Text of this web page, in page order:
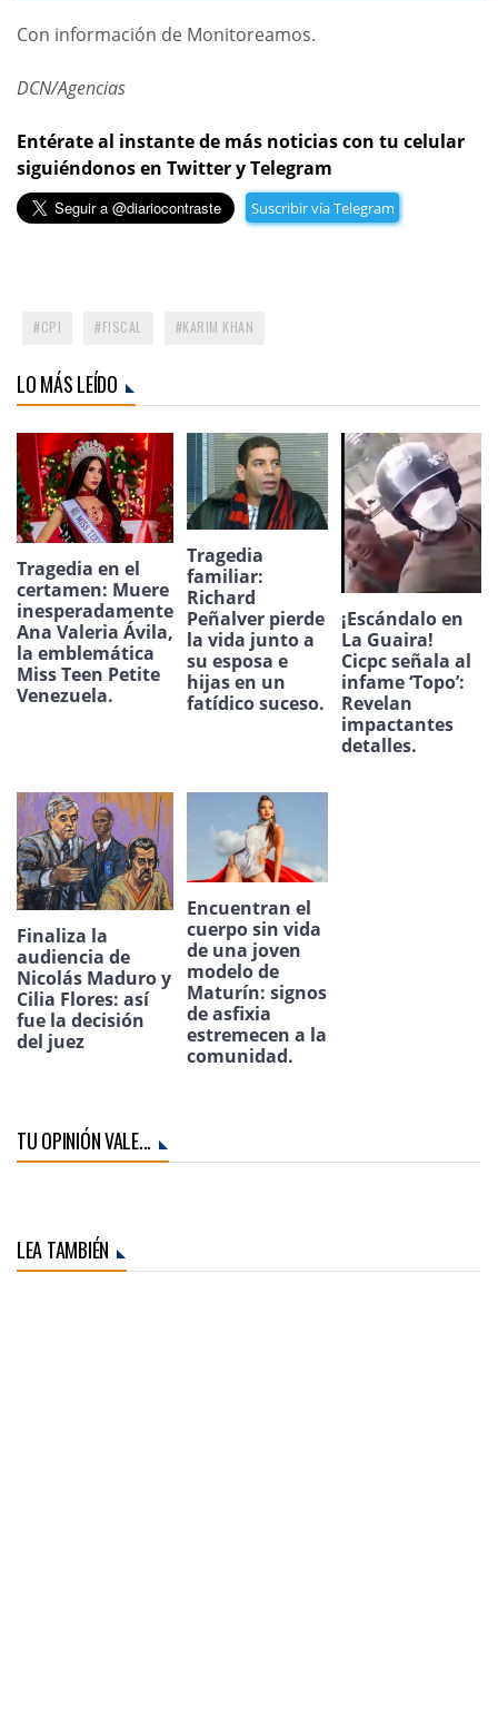
Con información de Monitoreamos.
DCN/Agencias
Entérate al instante de más noticias con tu celular
siguiéndonos en Twitter y Telegram
Suscribir vía Telegram
CPI FISCAL KARIM KHAN
LO MÁS LEÍDO
Tragedia en el
certamen: Muere
inesperadamente
Ana Valeria Ávila,
la emblemática
Miss Teen Petite
Venezuela.
Tragedia
familiar:
Richard
Peñalver pierde
la vida junto a
su esposa e
hijas en un
fatídico suceso.
¡Escándalo en
La Guaira!
Cicpc señala al
infame ‘Topo’:
Revelan
impactantes
detalles.
Finaliza la
audiencia de
Nicolás Maduro y
Cilia Flores: así
fue la decisión
del juez
Encuentran el
cuerpo sin vida
de una joven
modelo de
Maturín: signos
de asfixia
estremecen a la
comunidad.
TU OPINIÓN VALE...
LEA TAMBIÉN